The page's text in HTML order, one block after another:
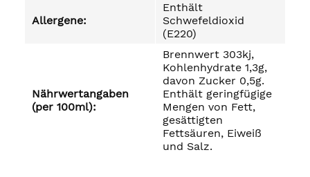
Allergene:
Enthält
Schwefeldioxid
(E220)
Nährwertangaben
(per 100ml):
Brennwert 303kj,
Kohlenhydrate 1,3g,
davon Zucker 0,5g.
Enthält geringfügige
Mengen von Fett,
gesättigten
Fettsäuren, Eiweiß
und Salz.